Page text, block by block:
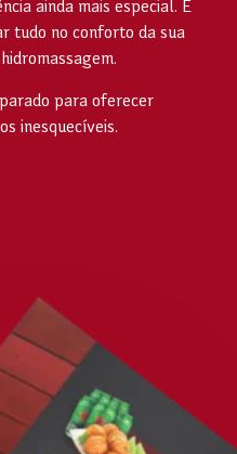
ainda mais especial. E
tudo no conforto da sua
para oferecer
inesquecíveis.